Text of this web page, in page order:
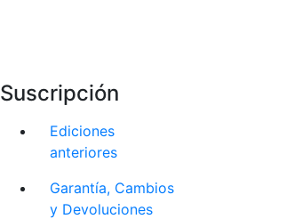
Suscripción
Ediciones
anteriores
Garantía, Cambios
y Devoluciones